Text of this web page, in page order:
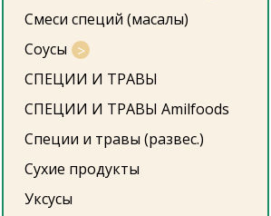
Смеси специй (масалы)
Соусы
СПЕЦИИ И ТРАВЫ
СПЕЦИИ И ТРАВЫ Amilfoods
Специи и травы (развес.)
Сухие продукты
Уксусы